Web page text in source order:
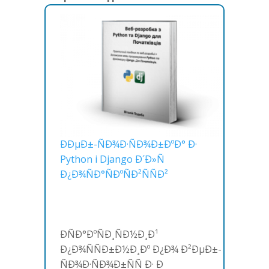
ÐÐµÐ±-ÑÐ¾Ð·ÑÐ¾Ð±ÐºÐ° Ð·
Python i Django Ð´Ð»Ñ
Ð¿Ð¾ÑÐ°ÑÐºÑÐ²ÑÑÐ²
ÐÑÐ°ÐºÑÐ¸ÑÐ½Ð¸Ð¹
Ð¿Ð¾ÑÑÐ±Ð½Ð¸Ðº Ð¿Ð¾ Ð²ÐµÐ±-
ÑÐ¾Ð·ÑÐ¾Ð±ÑÑ Ð· Ð